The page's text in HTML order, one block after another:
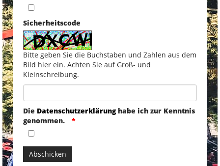
Sicherheitscode
Bitte geben Sie die Buchstaben und Zahlen aus dem
Bild hier ein. Achten Sie auf Groß- und
Kleinschreibung.
Die Datenschutzerklärunghabe ich zur Kenntnis
genommen.
Abschicken